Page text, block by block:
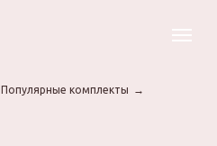
Популярные комплекты
→